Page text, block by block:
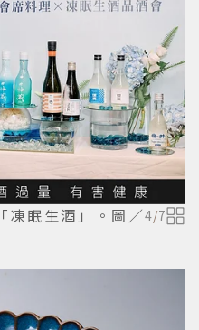
凍眠生酒」。圖／4/7